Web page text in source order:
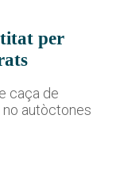
per
caça de
autòctones